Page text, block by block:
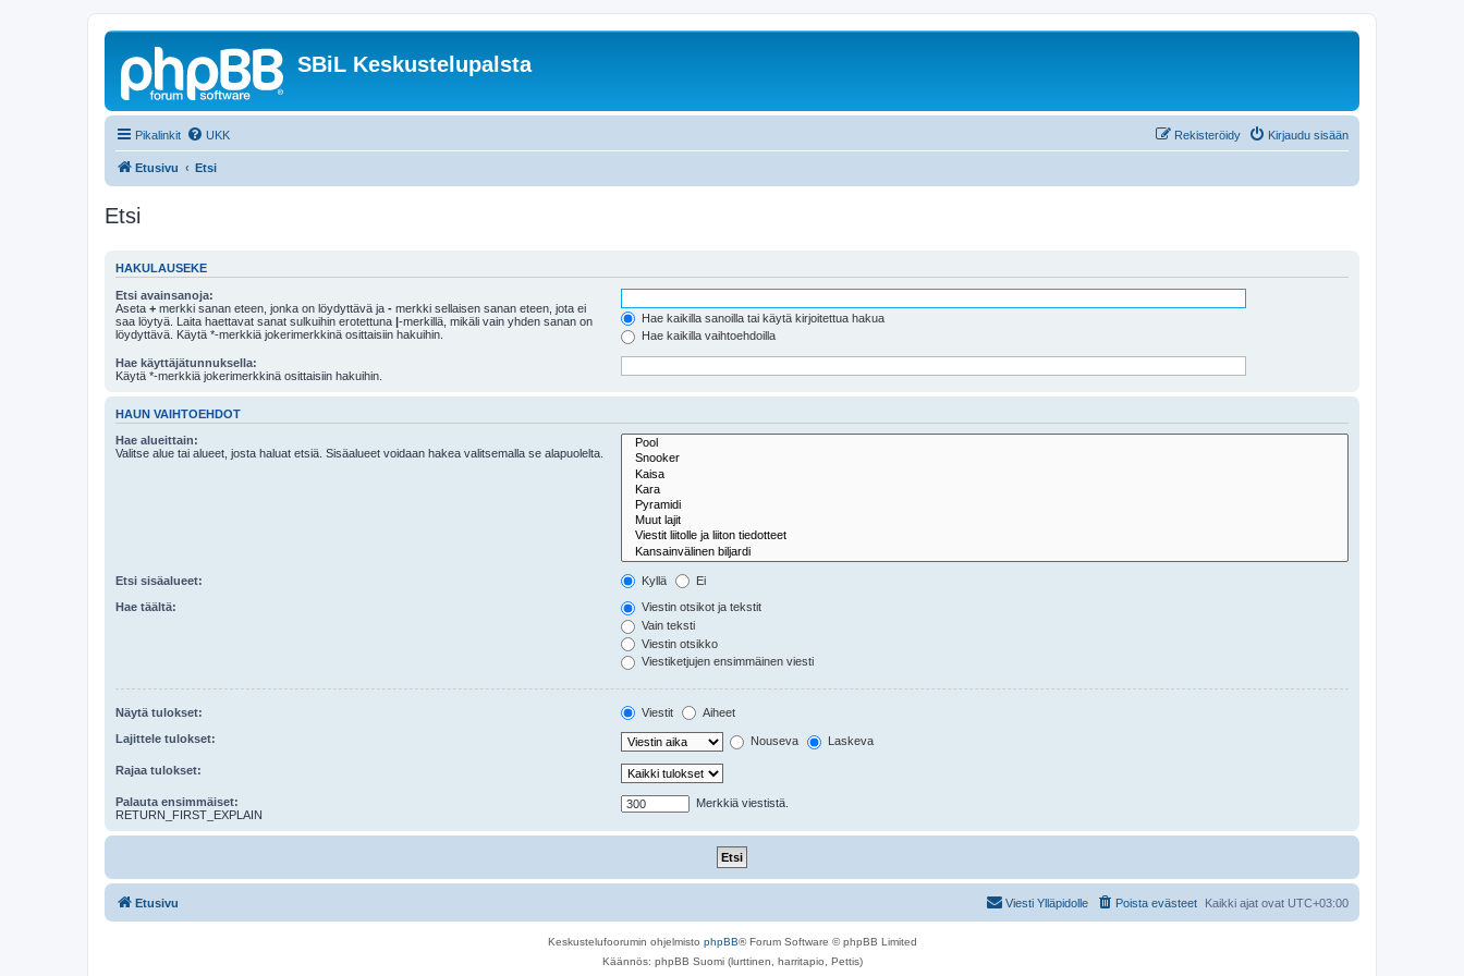
SBiL Keskustelupalsta
Pikalinkit UKK Kirjaudu sisään
Rekisteröidy
Etusivu Etsi
Etsi
HAKULAUSEKE
Etsi avainsanoja:
Aseta + merkki sanan eteen, jonka on löydyttävä ja - merkki sellaisen sanan eteen, jota ei
saa löytyä. Laita haettavat sanat sulkuihin erotettuna |-merkillä, mikäli vain yhden sanan on
löydyttävä. Käytä *-merkkiä jokerimerkkinä osittaisiin hakuihin.
Hae kaikilla sanoilla tai käytä kirjoitettua hakua
Hae kaikilla vaihtoehdoilla
Hae käyttäjätunnuksella:
Käytä *-merkkiä jokerimerkkinä osittaisiin hakuihin.
HAUN VAIHTOEHDOT
Hae alueittain:
Valitse alue tai alueet, josta haluat etsiä. Sisäalueet voidaan hakea valitsemalla se alapuolelta.
Etsi sisäalueet: Kyllä Ei
Hae täältä:
Viestin otsikot ja tekstit
Vain teksti
Viestin otsikko
Viestiketjujen ensimmäinen viesti
Näytä tulokset: Viestit Aiheet
Lajittele tulokset: Nouseva Laskeva
Rajaa tulokset:
Palauta ensimmäiset:
RETURN_FIRST_EXPLAIN
Merkkiä viestistä.
Etusivu Kaikki ajat ovat UTC+03:00
Poista evästeet
Viesti Ylläpidolle
Keskustelufoorumin ohjelmisto phpBB® Forum Software © phpBB Limited
Käännös: phpBB Suomi (lurttinen, harritapio, Pettis)